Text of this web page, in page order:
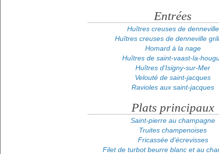
Entrées
Huîtres creuses de denneville
Huîtres creuses de denneville
Homard à la nage
Huîtres de saint-vaast-la-
Huîtres d'Isigny-sur-Mer
Velouté de saint-jacques
Ravioles aux saint-jacques
Plats principaux
Saint-pierre au champagne
Truites champenoises
Fricassée d'écrevisses
Filet de turbot beurre blanc et au